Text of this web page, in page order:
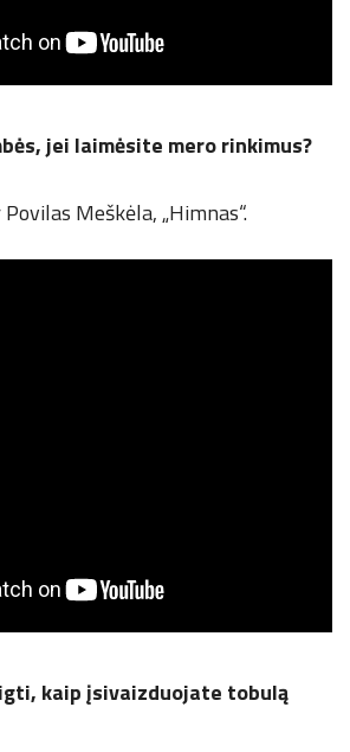
jei laimėsite mero rinkimus?
Meškėla, „Himnas“.
kaip įsivaizduojate tobulą